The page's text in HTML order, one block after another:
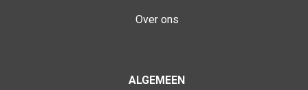
Over ons
ALGEMEEN